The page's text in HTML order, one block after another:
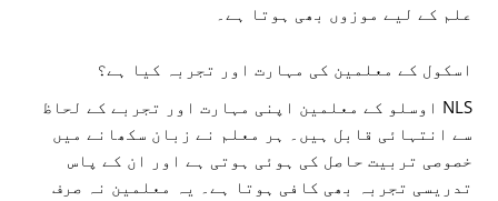
علم کے لیے موزوں بھی ہوتا ہے۔
اسکول کے معلمین کی مہارت اور تجربہ کیا ہے؟
NLS اوسلو کے معلمین اپنی مہارت اور تجربے کے لحاظ
سے انتہائی قابل ہیں۔ ہر معلم نے زبان سکھانے میں
خصوصی تربیت حاصل کی ہوئی ہوتی ہے اور ان کے پاس
تدریسی تجربہ بھی کافی ہوتا ہے۔ یہ معلمین نہ صرف